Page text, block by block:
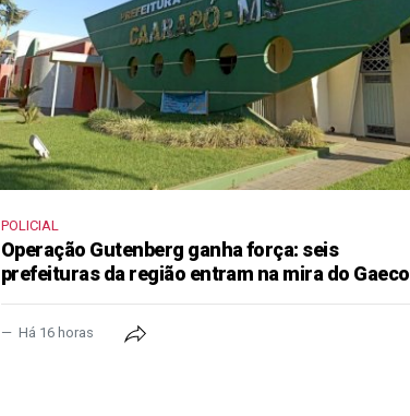
POLICIAL
Operação Gutenberg ganha força: seis
prefeituras da região entram na mira do Gaeco
Há 16 horas